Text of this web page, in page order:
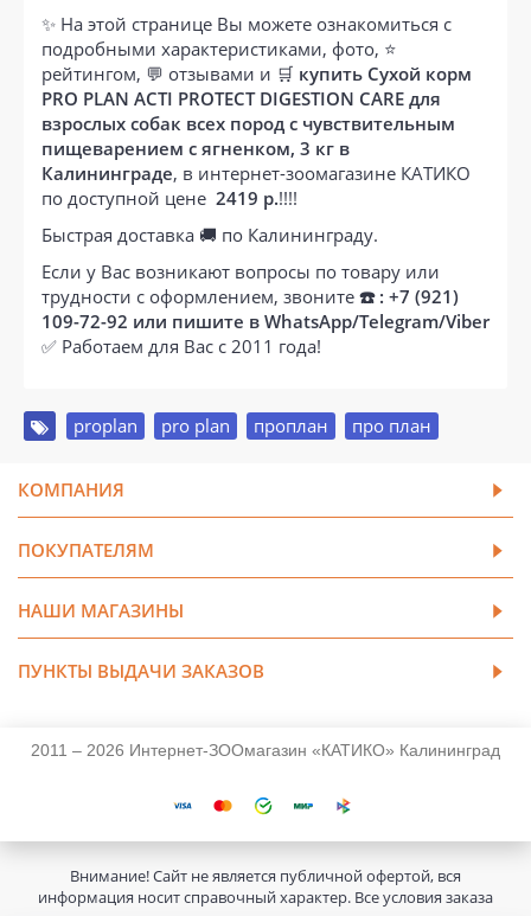
✨ На этой странице Вы можете ознакомиться с
подробными характеристиками, фото, ⭐
рейтингом, 💬 отзывами и 🛒 купить Сухой корм
PRO PLAN ACTI PROTECT DIGESTION CARE для
взрослых собак всех пород с чувствительным
пищеварением с ягненком, 3 кг в
Калининграде, в интернет-зоомагазине КАТИКО
по доступной цене 2419 р.!!!!
Быстрая доставка 🚚 по Калининграду.
Если у Вас возникают вопросы по товару или
трудности с оформлением, звоните ☎️ : +7 (921)
109-72-92 или пишите в WhatsApp/Telegram/Viber
✅ Работаем для Вас с 2011 года!
proplan pro plan проплан про план
КОМПАНИЯ
ПОКУПАТЕЛЯМ
НАШИ МАГАЗИНЫ
ПУНКТЫ ВЫДАЧИ ЗАКАЗОВ
2011 – 2026 Интернет-ЗООмагазин «КАТИКО» Калининград
Внимание! Сайт не является публичной офертой, вся
информация носит справочный характер. Все условия заказа